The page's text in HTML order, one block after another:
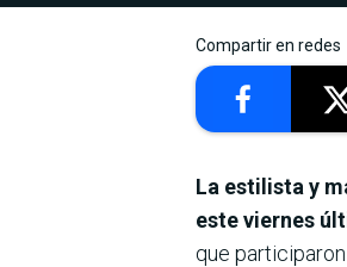
Compartir en redes
La estilista y
este viernes
que